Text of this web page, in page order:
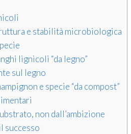
e stabilità microbiologica
lignicoli “da legno”
sul legno
e specie “da compost”
non dall’ambizione
successo